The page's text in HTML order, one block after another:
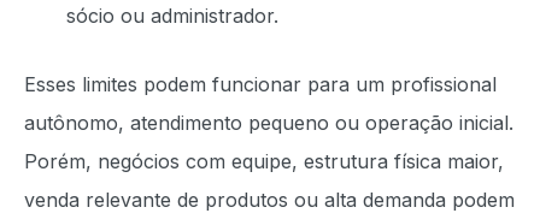
sócio ou administrador.
Esses limites podem funcionar para um profissional
autônomo, atendimento pequeno ou operação inicial.
Porém, negócios com equipe, estrutura física maior,
venda relevante de produtos ou alta demanda podem